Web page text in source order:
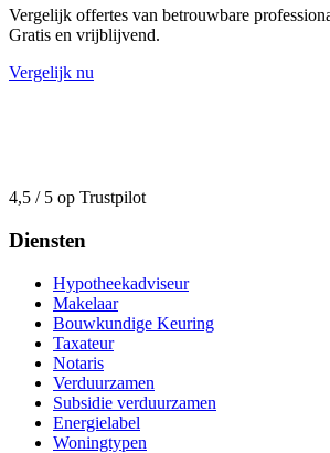
Vergelijk offertes van betrouwbare
Gratis en vrijblijvend.
Vergelijk nu
4,5 / 5 op Trustpilot
Diensten
Hypotheekadviseur
Makelaar
Bouwkundige Keuring
Taxateur
Notaris
Verduurzamen
Subsidie verduurzamen
Energielabel
Woningtypen